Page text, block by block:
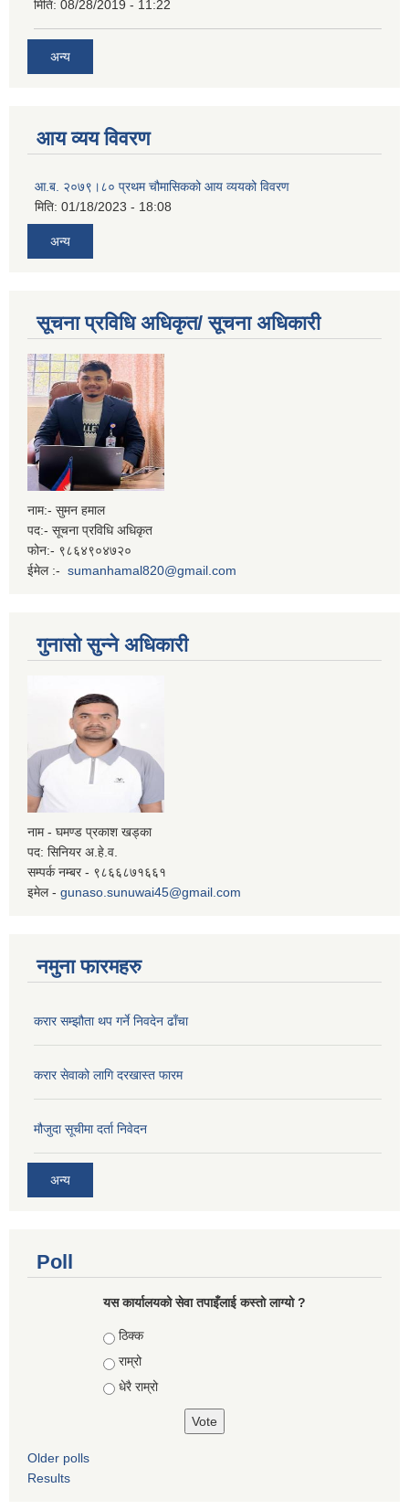
मिति: 08/28/2019 - 11:22
अन्य
आय व्यय विवरण
आ.ब. २०७९।८० प्रथम चौमासिकको आय व्ययको विवरण
मिति: 01/18/2023 - 18:08
अन्य
सूचना प्रविधि अधिकृत/ सूचना अधिकारी
नाम:- सुमन हमाल
पद:- सूचना प्रविधि अधिकृत
फोन:- ९८६४९०४७२०
ईमेल :- sumanhamal820@gmail.com
गुनासो सुन्ने अधिकारी
नाम - घमण्ड प्रकाश खड्का
पद: सिनियर अ.हे.व.
सम्पर्क नम्बर - ९८६६८७१६६१
इमेल - gunaso.sunuwai45@gmail.com
नमुना फारमहरु
करार सम्झौता थप गर्ने निवदेन ढाँचा
करार सेवाको लागि दरखास्त फारम
मौजुदा सूचीमा दर्ता निवेदन
अन्य
Poll
यस कार्यालयको सेवा तपाइँलाई कस्तो लाग्यो ?
Choices
ठिक्क
राम्रो
धेरै राम्रो
Older polls
Results